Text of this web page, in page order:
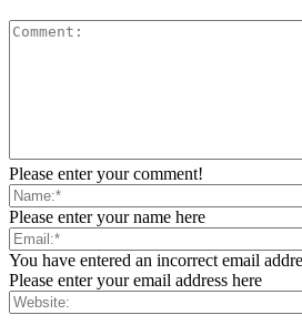
Please enter your comment!
Please enter your name here
You have entered an incorrect email
Please enter your email address here